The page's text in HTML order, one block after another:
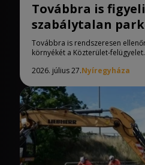
Továbbra is
szabálytalan
Nyíregyházán
Továbbra is rendszeresen
környékét a Közterület-felügyelet.
2026. július 27.Nyíregyháza